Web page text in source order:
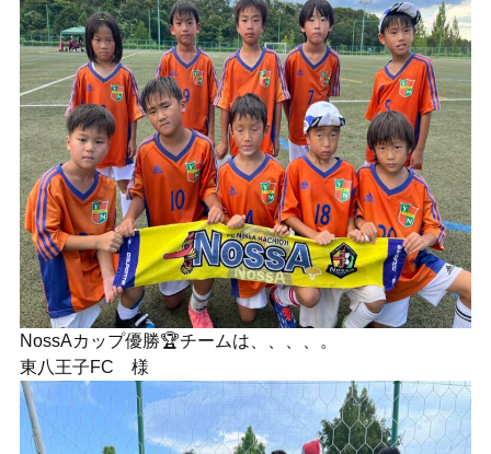
NossAカップ優勝🏆チームは、、、、。
東八王子FC 様